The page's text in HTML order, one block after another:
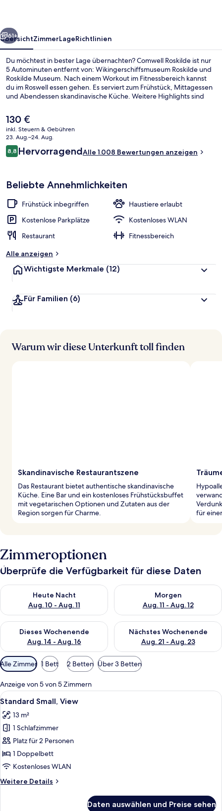
Weiter
61+
ÜbersichtZimmerLageRichtlinien
Du möchtest in bester Lage übernachten? Comwell Roskilde ist nur
5 Autominuten entfernt von: Wikingerschiffsmuseum Roskilde und
Roskilde Museum. Nach einem Workout im Fitnessbereich kannst
du im Roswell essen gehen. Es serviert zum Frühstück, Mittagessen
und Abendessen skandinavische Küche. Weitere Highlights sind
lieben das hilfsbereite Personal.
Der
aktuelle
Preis
beträgt
130 €.
130 €
inkl. Steuern & Gebühren
23. Aug.–24. Aug.
Bewertungen
8,88,8 von 10.
HervorragendAlle 1.008 Bewertungen anzeigen
Beliebte Annehmlichkeiten
Frühstück inbegriffen
Haustiere erlaubt
Kostenlose Parkplätze
Kostenloses WLAN
Restaurant
Fitnessbereich
Alle anzeigen
Wichtigste Merkmale (12)
Für Familien (6)
Warum wir diese Unterkunft toll finden
Skandinavische Restaurantszene
Das Restaurant bietet authentische skandinavische
Küche. Eine Bar und ein kostenloses Frühstücksbuffet
mit vegetarischen Optionen und Zutaten aus der
Region sorgen für Charme.
für
Zimmeroptionen
Überprüfe die Verfügbarkeit für diese Daten
Heute Nacht
Aug. 10 - Aug. 11
Überprüfe die Verfügbarkeit für heute Nacht, Aug. 10 - Aug.
Morgen
Aug. 11 - Aug. 12
Überprüfe die Verfügbarkeit
Dieses Wochenende
Aug. 14 - Aug. 16
Überprüfe die Verfügbarkeit für dieses Wochenende, Aug. 14
Nächstes Wochenende
Aug. 21 - Aug. 23
Überprüfe die Verfügbarkeit
Verfügbare
Filter
für
Zimmer
Alle Zimmer 1 Bett 2 Betten Über 3 Betten
Anzeige von 5 von 5 Zimmern
Alle
Fotos
für
Standard
Small,
View
anzeigen
Ein modernes Hotelzimmer mit
6
Standard Small, View
13 m²
1 Schlafzimmer
Platz für 2 Personen
1 Doppelbett
Kostenloses WLAN
Weitere Details
Weitere
Daten auswählen und Preise sehen